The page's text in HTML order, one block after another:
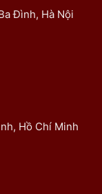
Đình, Hà Nội
Hồ Chí Minh